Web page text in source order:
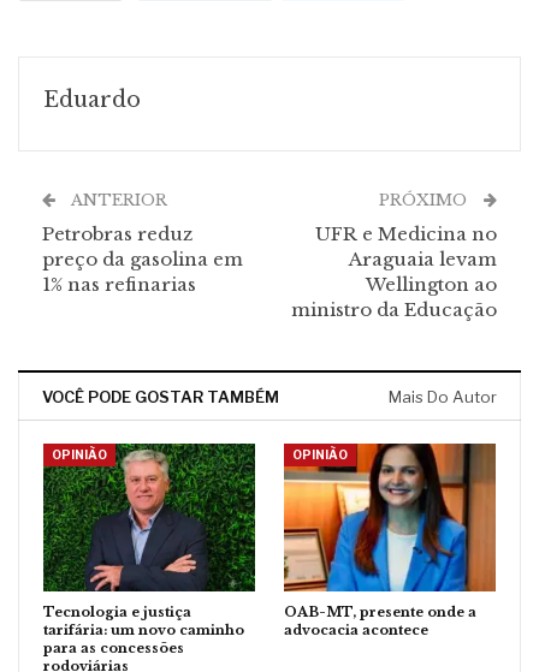
Eduardo
ANTERIOR
Petrobras reduz
preço da gasolina em
1% nas refinarias
PRÓXIMO
UFR e Medicina no
Araguaia levam
Wellington ao
ministro da Educação
VOCÊ PODE GOSTAR TAMBÉM Mais Do Autor
OPINIÃO
Tecnologia e justiça
tarifária: um novo caminho
para as concessões
rodoviárias
OPINIÃO
OAB-MT, presente onde a
advocacia acontece